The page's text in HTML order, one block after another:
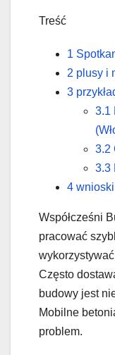
Treść
1
2 plusy i
3
3.1
3.2
3.3
4 wnioski
Współcześni
pracować
Często
budowy jest
Mobilne
problem.